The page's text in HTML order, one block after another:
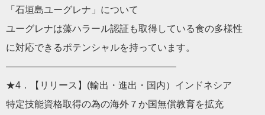
「石垣島ユーグレナ」について
ユーグレナは藻ハラール認証も取得している食の多様性
に対応できるポテンシャルを持っています。
——————————————————
★4．【リリース】(輸出・進出・国内）インドネシア
特定技能資格取得の為の海外７か国無償教育を拡充